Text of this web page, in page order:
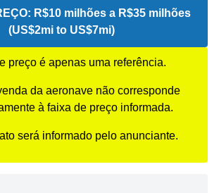
R$10 milhões a R$35 milhões
(US$2mi to US$7mi)
preço é apenas uma referência.
da aeronave não corresponde
à faixa de preço informada.
será informado pelo anunciante.